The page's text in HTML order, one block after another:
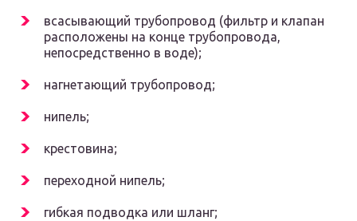
всасывающий трубопровод (фильтр и клапан
расположены на конце трубопровода,
непосредственно в воде);
нагнетающий трубопровод;
нипель;
крестовина;
переходной нипель;
гибкая подводка или шланг;